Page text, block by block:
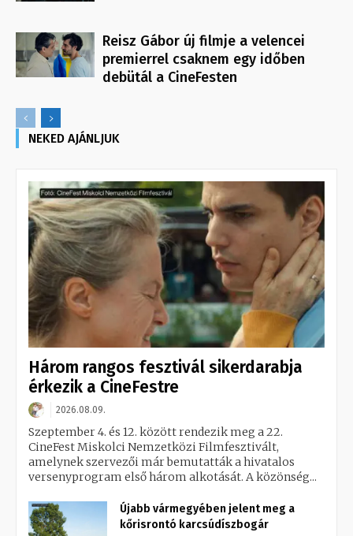
Reisz Gábor új filmje a velencei
premierrel csaknem egy időben
debütál a CineFesten
NEKED AJÁNLJUK
Három rangos fesztivál sikerdarabja
érkezik a CineFestre
2026.08.09.
Szeptember 4. és 12. között rendezik meg a 22.
CineFest Miskolci Nemzetközi Filmfesztivált,
amelynek szervezői már bemutatták a hivatalos
versenyprogram első három alkotását. A közönség...
Újabb vármegyében jelent meg a
kőrisrontó karcsúdíszbogár